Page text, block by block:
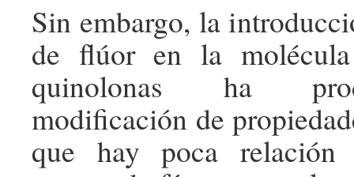
Sin embargo, la
de flúor en la
quinolonas ha
modificación de
que hay poca